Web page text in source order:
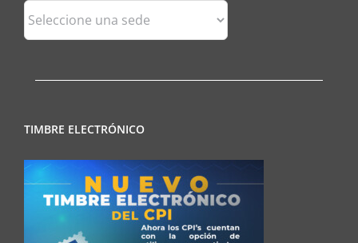
Sedes
Regionales
TIMBRE ELECTRÓNICO